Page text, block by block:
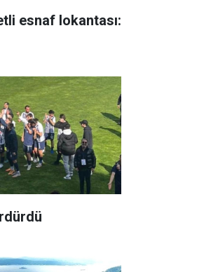
esnaf lokantası: